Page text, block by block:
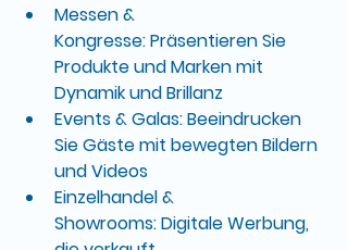
Messen &
Kongresse: Präsentieren Sie
Produkte und Marken mit
Dynamik und Brillanz
Events & Galas: Beeindrucken
Sie Gäste mit bewegten Bildern
und Videos
Einzelhandel &
Showrooms: Digitale Werbung,